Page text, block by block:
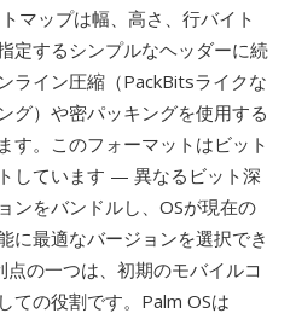
マップは幅、高さ、行バイト
定するシンプルなヘッダーに続
ライン圧縮（PackBitsライクな
グ）や密パッキングを使用する
す。このフォーマットはビット
しています — 異なるビット深
ンをバンドルし、OSが現在の
に最適なバージョンを選択でき
の一つは、初期のモバイルコ
ての役割です。Palm OSは